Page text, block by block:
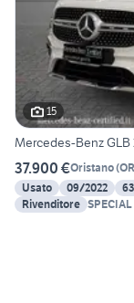
15
Mercedes-Benz GLB
37.900 €Oristano(OR
Usato
09/2022
Rivenditore SPECIAL